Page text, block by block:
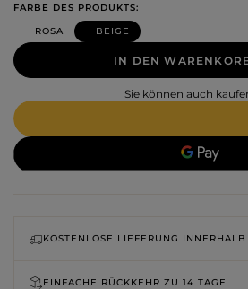
FARBE DES PRODUKTS
ROSA
BEIGE
IN DEN
Sie können auch
KOSTENLOSE LIEFERUNG
EINFACHE RÜCKKEHR ZU 14 TAGE